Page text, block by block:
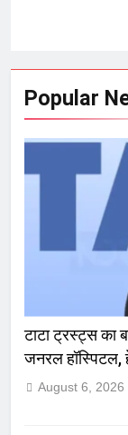
Popular
टाटा ट्रस्ट्स का
जनरल हॉस्पिटल,
August 6, 2026